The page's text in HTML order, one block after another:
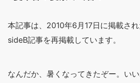
本記事は、2010年6月17日に掲載さ
sideB記事を再掲載しています。
なんだか、暑くなってきたぞー。い